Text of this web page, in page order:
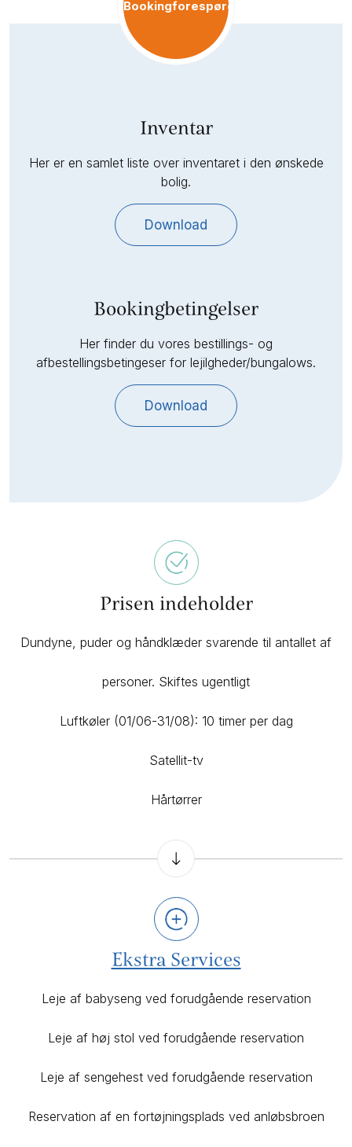
Bookingforespørgsel
Inventar
Her er en samlet liste over inventaret i den ønskede
bolig.
Download
Bookingbetingelser
Her finder du vores bestillings- og
afbestellingsbetingeser for lejilgheder/bungalows.
Download
Prisen indeholder
Dundyne, puder og håndklæder svarende til antallet af
personer. Skiftes ugentligt
Luftkøler (01/06-31/08): 10 timer per dag
Satellit-tv
Hårtørrer
Ekstra Services
Leje af babyseng ved forudgående reservation
Leje af høj stol ved forudgående reservation
Leje af sengehest ved forudgående reservation
Reservation af en fortøjningsplads ved anløbsbroen